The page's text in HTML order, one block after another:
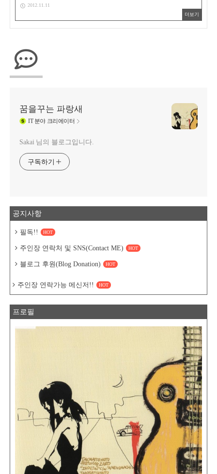
2012.11.11
더보기
꿈을꾸는 파랑새
IT분야 크리에이터
Sakai 님의 블로그입니다.
구독하기
공지사항
필독!! HOT
주인장 연락처 및 SNS(Contact ME) HOT
블로그 후원(Blog Donation) HOT
주인장 연락가능 메신저!! HOT
프로필